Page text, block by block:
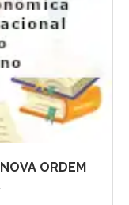
ORDEM